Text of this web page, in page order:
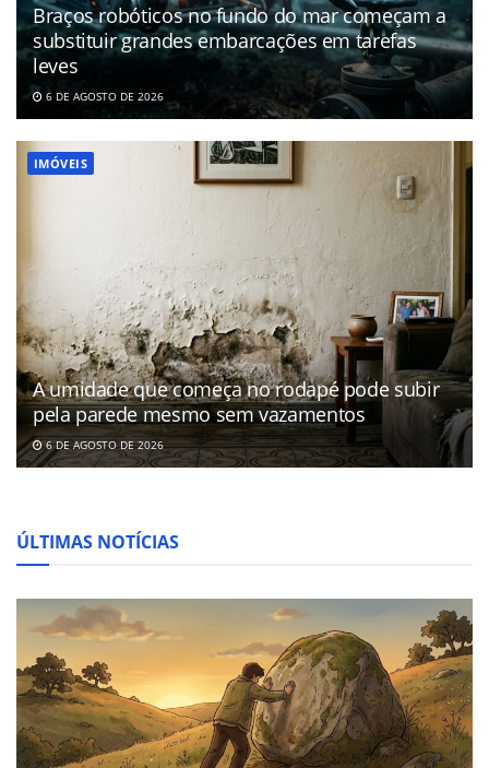
Braços robóticos no fundo do mar começam a
substituir grandes embarcações em tarefas
leves
6 DE AGOSTO DE 2026
IMÓVEIS
A umidade que começa no rodapé pode subir
pela parede mesmo sem vazamentos
6 DE AGOSTO DE 2026
ÚLTIMAS NOTÍCIAS